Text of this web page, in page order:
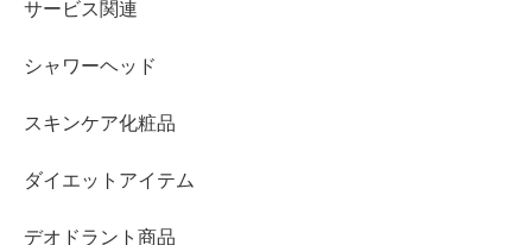
サービス関連
シャワーヘッド
スキンケア化粧品
ダイエットアイテム
デオドラント商品